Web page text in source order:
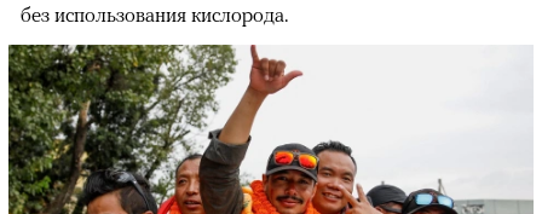
без использования кислорода.